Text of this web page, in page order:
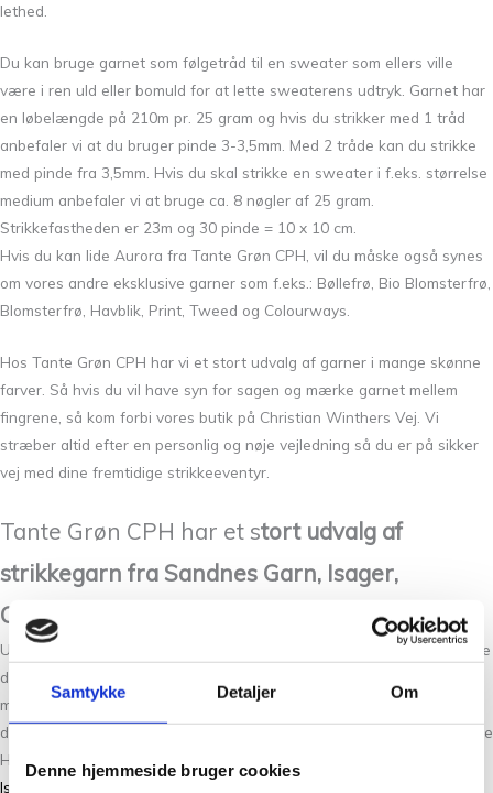
Samtykke Detaljer Om
Denne hjemmeside bruger cookies
lethed.
Du kan bruge garnet som følgetråd til en sweater som ellers ville
være i ren uld eller bomuld for at lette sweaterens udtryk. Garnet har
en løbelængde på 210m pr. 25 gram og hvis du strikker med 1 tråd
anbefaler vi at du bruger pinde 3-3,5mm. Med 2 tråde kan du strikke
med pinde fra 3,5mm. Hvis du skal strikke en sweater i f.eks. størrelse
medium anbefaler vi at bruge ca. 8 nøgler af 25 gram.
Strikkefastheden er 23m og 30 pinde = 10 x 10 cm.
Hvis du kan lide Aurora fra Tante Grøn CPH, vil du måske også synes
om vores andre eksklusive garner som f.eks.: Bøllefrø, Bio Blomsterfrø,
Blomsterfrø, Havblik, Print, Tweed og Colourways.
Hos Tante Grøn CPH har vi et stort udvalg af garner i mange skønne
farver. Så hvis du vil have syn for sagen og mærke garnet mellem
fingrene, så kom forbi vores butik på Christian Winthers Vej. Vi
stræber altid efter en personlig og nøje vejledning så du er på sikker
vej med dine fremtidige strikkeeventyr.
Tante Grøn CPH har et stort udvalg af
strikkegarn fra Sandnes Garn, Isager,
CaMaRose og Filcolana m. fl.
Ud over egen design, har vi et stort udvalg af strikkegarner fra mange
danske og nordiske designere. Vi sørger også for at være opdateret
med tidens designere og deres strikkeopskrifter, så vi har meget af
det garn, de strikker i. Vi følger blandt andet med hos: PetiteKnit, Stine
Hoelgaard og Regitze Lautzen, som er glade for
Isager